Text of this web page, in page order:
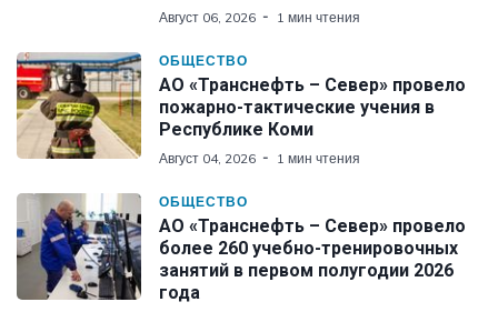
Август 06, 2026 1 мин чтения
ОБЩЕСТВО
АО «Транснефть – Север» провело
пожарно-тактические учения в
Республике Коми
Август 04, 2026 1 мин чтения
ОБЩЕСТВО
АО «Транснефть – Север» провело
более 260 учебно-тренировочных
занятий в первом полугодии 2026
года